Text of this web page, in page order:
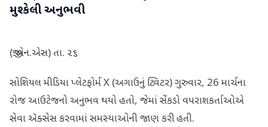
મુશ્કેલી અનુભવી
(જી.એન.એસ) તા. ૨૬
સોશિયલ મીડિયા પ્લેટફોર્મ X (અગાઉનું ટ્વિટર) ગુરુવાર, 26 માર્ચના
રોજ આઉટેજનો અનુભવ થયો હતો, જેમાં સેંકડો વપરાશકર્તાઓએ
સેવા ઍક્સેસ કરવામાં સમસ્યાઓની જાણ કરી હતી.